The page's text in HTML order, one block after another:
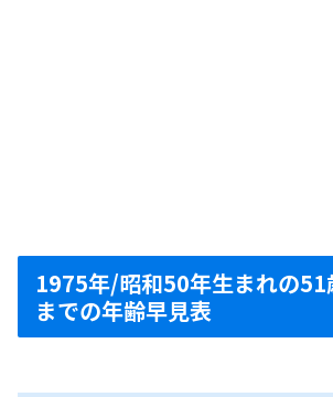
1975年/昭和50年生まれの
までの年齢早見表